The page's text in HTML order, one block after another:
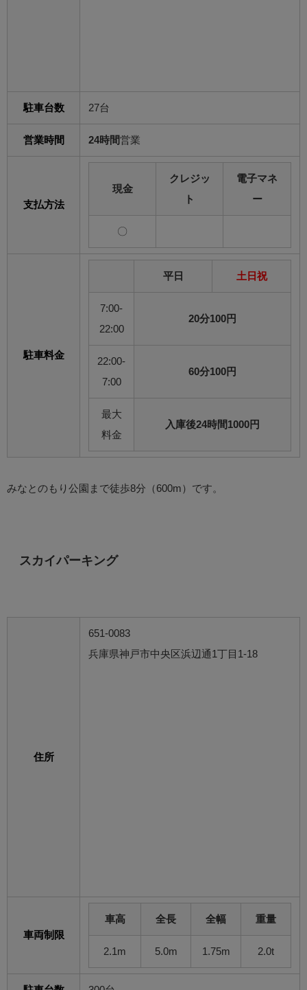
駐車台数 27台
営業時間 24時間営業
支払方法
現金
クレジッ
ト
電子マネ
ー
〇
駐車料金
平日 土日祝
7:00-
22:00
20分100円
22:00-
7:00
60分100円
最大
料金
入庫後24時間1000円
みなとのもり公園まで徒歩8分（600m）です。
スカイパーキング
住所
651-0083
兵庫県神戸市中央区浜辺通1丁目1-18
車両制限
車高 全長 全幅 重量
2.1m 5.0m 1.75m 2.0t